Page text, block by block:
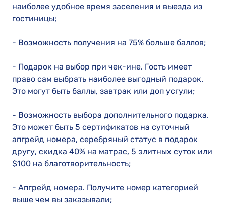
наиболее удобное время заселения и выезда из
гостиницы;
- Возможность получения на 75% больше баллов;
- Подарок на выбор при чек-ине. Гость имеет
право сам выбрать наиболее выгодный подарок.
Это могут быть баллы, завтрак или доп усгули;
- Возможность выбора дополнительного подарка.
Это может быть 5 сертификатов на суточный
апгрейд номера, серебряный статус в подарок
другу, скидка 40% на матрас, 5 элитных суток или
$100 на благотворительность;
- Апгрейд номера. Получите номер категорией
выше чем вы заказывали;